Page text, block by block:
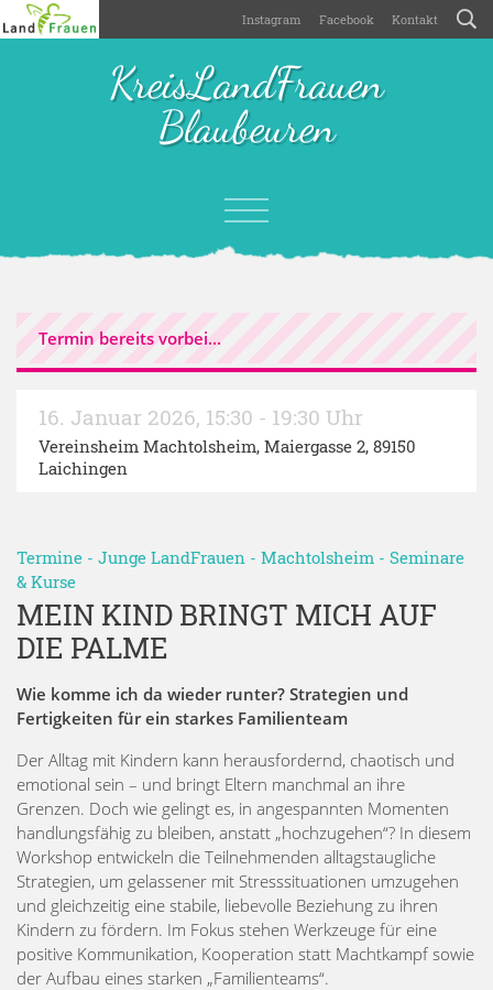
Instagram Facebook Kontakt
KreisLandFrauen
Blaubeuren
Termin bereits vorbei...
16. Januar 2026, 15:30 - 19:30 Uhr
Vereinsheim Machtolsheim, Maiergasse 2, 89150
Laichingen
Termine - Junge LandFrauen - Machtolsheim - Seminare
& Kurse
MEIN KIND BRINGT MICH AUF
DIE PALME
Wie komme ich da wieder runter? Strategien und
Fertigkeiten für ein starkes Familienteam
Der Alltag mit Kindern kann herausfordernd, chaotisch und
emotional sein – und bringt Eltern manchmal an ihre
Grenzen. Doch wie gelingt es, in angespannten Momenten
handlungsfähig zu bleiben, anstatt „hochzugehen“? In diesem
Workshop entwickeln die Teilnehmenden alltagstaugliche
Strategien, um gelassener mit Stresssituationen umzugehen
und gleichzeitig eine stabile, liebevolle Beziehung zu ihren
Kindern zu fördern. Im Fokus stehen Werkzeuge für eine
positive Kommunikation, Kooperation statt Machtkampf sowie
der Aufbau eines starken „Familienteams“.